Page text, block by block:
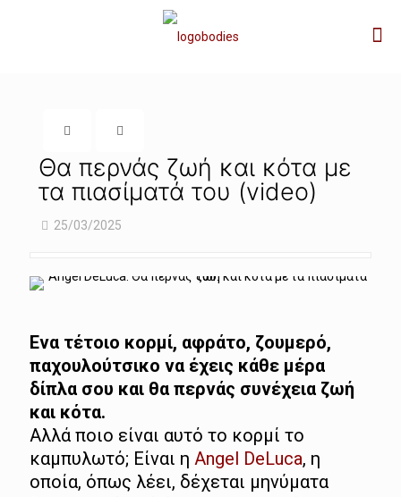
Θα περνάς ζωή και κότα με
τα πιασίματά του (video)
25/03/2025
Ενα τέτοιο κορμί, αφράτο, ζουμερό,
παχουλούτσικο να έχεις κάθε μέρα
δίπλα σου και θα περνάς συνέχεια ζωή
και κότα.
Αλλά ποιο είναι αυτό το κορμί το
καμπυλωτό; Είναι η Angel DeLuca, η
οποία, όπως λέει, δέχεται μηνύματα